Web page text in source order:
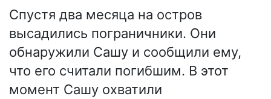
Спустя два месяца на остров
высадились пограничники. Они
обнаружили Сашу и сообщили ему,
что его считали погибшим. В этот
момент Сашу охватили